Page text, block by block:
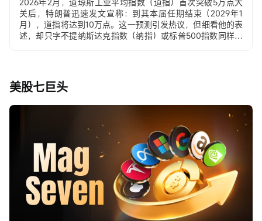
关后，特朗普迅速发文宣称：到其本届任期结束（2029年1
月），道指将达到10万点。这一预测引发热议，但细看他的表
述，却只字不提纳斯达克指数（纳指）或标普500指数同样可
– 标普500 ≈ 6,900–7,000点 → 翻倍 ≈ 1.4万点
– 纳斯达克 ≈ 22,800–23,200点 → 翻倍 ≈ 4.6万点
为什么特朗普独宠道指，到底意欲何为？？？
这不是随口一说，而是深思熟虑的政治与经济策略，背后有三
大真相：真相一：道指是“最强宣传武器”，数字冲击力无人能
敌道指是美国历史上最古老、最具象征性的指数，只有30只成
分股，多为传统工业、金融、能源和消费巨头，被视为“美国
经济晴雨表”。相比之下：
– 标普500有500只成分股，更全面但不够“标志性”；
– 纳指则重科技、重成长股，常被贴上“硅谷精英”标签。
特朗普深谙传播规律。...
美股七巨头